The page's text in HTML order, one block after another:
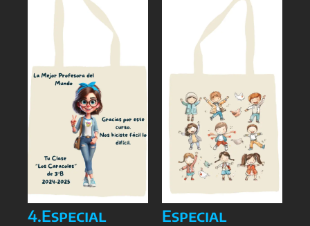
4.Especial
Especial